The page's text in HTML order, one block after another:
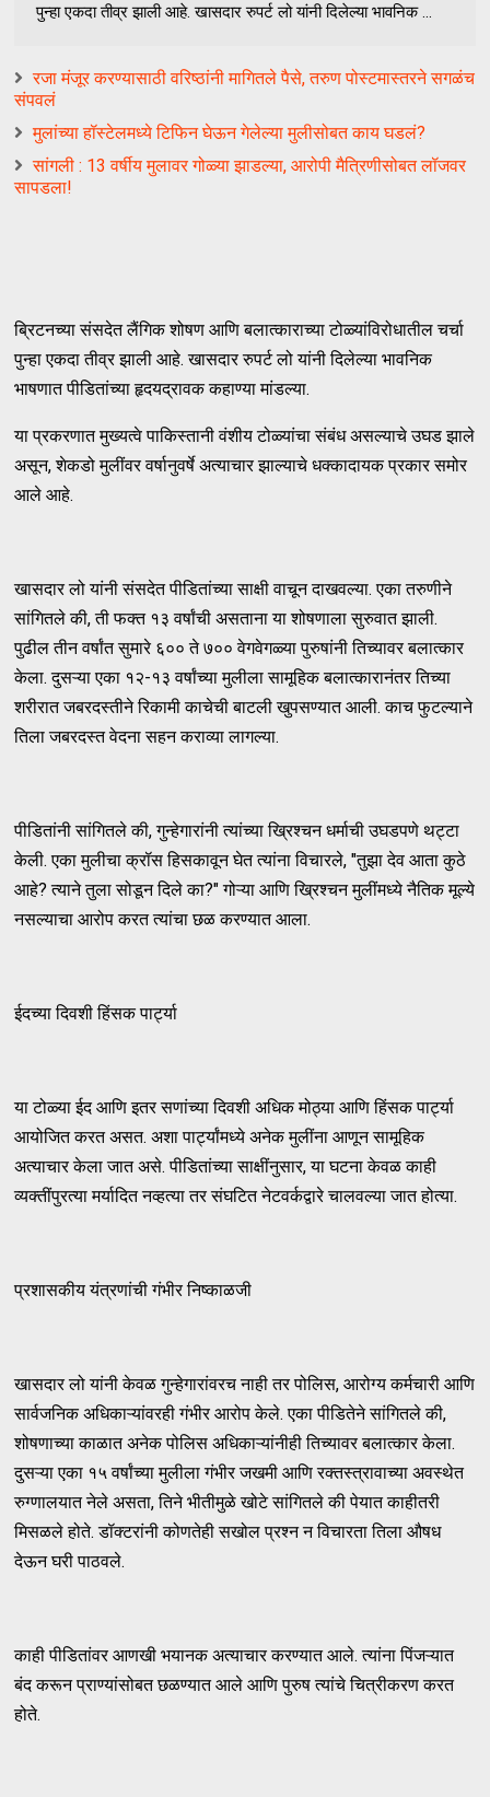
पुन्हा एकदा तीव्र झाली आहे. खासदार रुपर्ट लो यांनी दिलेल्या भावनिक ...
रजा मंजूर करण्यासाठी वरिष्ठांनी मागितले पैसे, तरुण पोस्टमास्तरने सगळंच
संपवलं
मुलांच्या हॉस्टेलमध्ये टिफिन घेऊन गेलेल्या मुलीसोबत काय घडलं?
सांगली : 13 वर्षीय मुलावर गोळ्या झाडल्या, आरोपी मैत्रिणीसोबत लॉजवर
सापडला!
ब्रिटनच्या संसदेत लैंगिक शोषण आणि बलात्काराच्या टोळ्यांविरोधातील चर्चा
पुन्हा एकदा तीव्र झाली आहे. खासदार रुपर्ट लो यांनी दिलेल्या भावनिक
भाषणात पीडितांच्या हृदयद्रावक कहाण्या मांडल्या.
या प्रकरणात मुख्यत्वे पाकिस्तानी वंशीय टोळ्यांचा संबंध असल्याचे उघड झाले
असून, शेकडो मुलींवर वर्षानुवर्षे अत्याचार झाल्याचे धक्कादायक प्रकार समोर
आले आहे.
खासदार लो यांनी संसदेत पीडितांच्या साक्षी वाचून दाखवल्या. एका तरुणीने
सांगितले की, ती फक्त १३ वर्षांची असताना या शोषणाला सुरुवात झाली.
पुढील तीन वर्षांत सुमारे ६०० ते ७०० वेगवेगळ्या पुरुषांनी तिच्यावर बलात्कार
केला. दुसऱ्या एका १२-१३ वर्षांच्या मुलीला सामूहिक बलात्कारानंतर तिच्या
शरीरात जबरदस्तीने रिकामी काचेची बाटली खुपसण्यात आली. काच फुटल्याने
तिला जबरदस्त वेदना सहन कराव्या लागल्या.
पीडितांनी सांगितले की, गुन्हेगारांनी त्यांच्या ख्रिश्चन धर्माची उघडपणे थट्टा
केली. एका मुलीचा क्रॉस हिसकावून घेत त्यांना विचारले, "तुझा देव आता कुठे
आहे? त्याने तुला सोडून दिले का?" गोऱ्या आणि ख्रिश्चन मुलींमध्ये नैतिक मूल्ये
नसल्याचा आरोप करत त्यांचा छळ करण्यात आला.
ईदच्या दिवशी हिंसक पार्ट्या
या टोळ्या ईद आणि इतर सणांच्या दिवशी अधिक मोठ्या आणि हिंसक पार्ट्या
आयोजित करत असत. अशा पार्ट्यांमध्ये अनेक मुलींना आणून सामूहिक
अत्याचार केला जात असे. पीडितांच्या साक्षींनुसार, या घटना केवळ काही
व्यक्तींपुरत्या मर्यादित नव्हत्या तर संघटित नेटवर्कद्वारे चालवल्या जात होत्या.
प्रशासकीय यंत्रणांची गंभीर निष्काळजी
खासदार लो यांनी केवळ गुन्हेगारांवरच नाही तर पोलिस, आरोग्य कर्मचारी आणि
सार्वजनिक अधिकाऱ्यांवरही गंभीर आरोप केले. एका पीडितेने सांगितले की,
शोषणाच्या काळात अनेक पोलिस अधिकाऱ्यांनीही तिच्यावर बलात्कार केला.
दुसऱ्या एका १५ वर्षांच्या मुलीला गंभीर जखमी आणि रक्तस्त्रावाच्या अवस्थेत
रुग्णालयात नेले असता, तिने भीतीमुळे खोटे सांगितले की पेयात काहीतरी
मिसळले होते. डॉक्टरांनी कोणतेही सखोल प्रश्न न विचारता तिला औषध
देऊन घरी पाठवले.
काही पीडितांवर आणखी भयानक अत्याचार करण्यात आले. त्यांना पिंजऱ्यात
बंद करून प्राण्यांसोबत छळण्यात आले आणि पुरुष त्यांचे चित्रीकरण करत
होते.